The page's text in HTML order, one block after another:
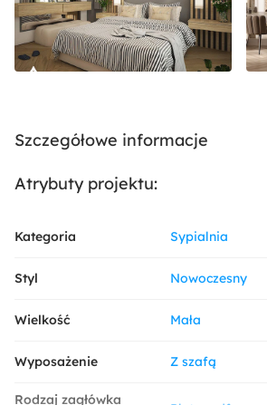
Szczegółowe informacje
Atrybuty projektu:
Kategoria Sypialnia
Styl Nowoczesny
Wielkość Mała
Wyposażenie Z szafą
Rodzaj zagłówka